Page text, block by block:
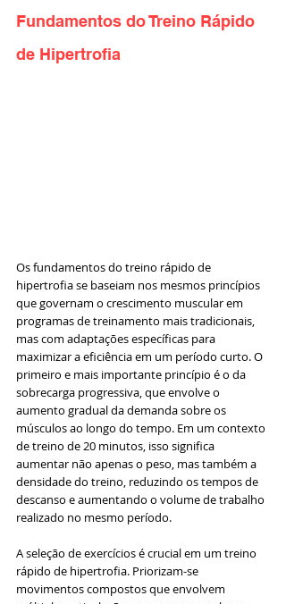
Fundamentos do Treino Rápido
de Hipertrofia
Os fundamentos do treino rápido de
hipertrofia se baseiam nos mesmos princípios
que governam o crescimento muscular em
programas de treinamento mais tradicionais,
mas com adaptações específicas para
maximizar a eficiência em um período curto. O
primeiro e mais importante princípio é o da
sobrecarga progressiva, que envolve o
aumento gradual da demanda sobre os
músculos ao longo do tempo. Em um contexto
de treino de 20 minutos, isso significa
aumentar não apenas o peso, mas também a
densidade do treino, reduzindo os tempos de
descanso e aumentando o volume de trabalho
realizado no mesmo período.
A seleção de exercícios é crucial em um treino
rápido de hipertrofia. Priorizam-se
movimentos compostos que envolvem